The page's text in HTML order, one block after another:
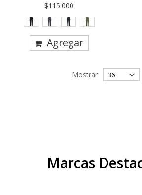
$115.000
Agregar
Mostrar
Marcas